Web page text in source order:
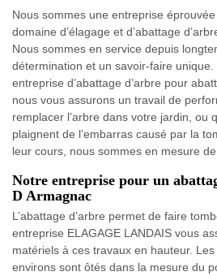
Nous sommes une entreprise
domaine d’élagage et d’abattage
Nous sommes en service depuis
détermination et un savoir-faire unique.
entreprise d’abattage d’arbre pour
nous vous assurons un travail de
remplacer l’arbre dans votre jardin, ou
plaignent de l’embarras causé par la
leur cours, nous sommes en mesure
Notre entreprise pour un
D Armagnac
L’abattage d’arbre permet de faire
entreprise ELAGAGE LANDAIS vous
matériels à ces travaux en hauteur.
environs sont ôtés dans la mesure du